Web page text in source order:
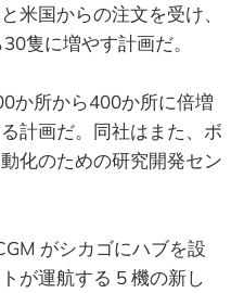
米国からの注文を受け、
隻に増やす計画だ。
か所から400か所に倍増
計画だ。同社はまた、ボ
化のための研究開発セン
がシカゴにハブを設
が運航する 5 機の新し